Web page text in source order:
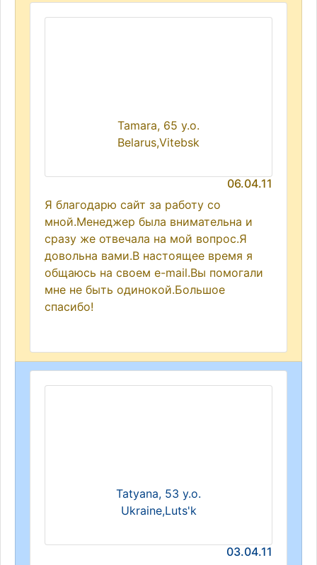
Tamara, 65 y.o.
Belarus,Vitebsk
06.04.11
Я благодарю сайт за работу со
мной.Менеджер была внимательна и
сразу же отвечала на мой вопрос.Я
довольна вами.В настоящее время я
общаюсь на своем e-mail.Вы помогали
мне не быть одинокой.Большое
спасибо!
Tatyana, 53 y.o.
Ukraine,Luts'k
03.04.11